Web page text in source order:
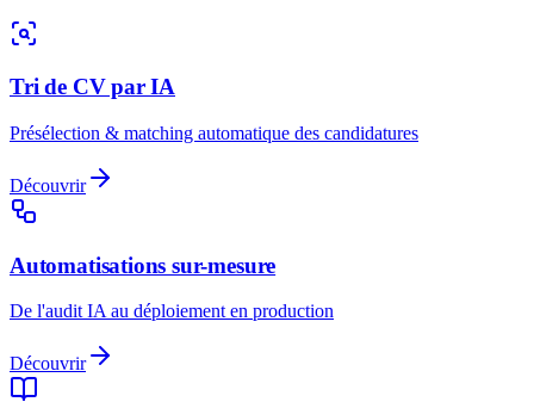
Tri de CV par IA
Présélection & matching automatique des candidatures
Découvrir
Automatisations sur-mesure
De l'audit IA au déploiement en production
Découvrir